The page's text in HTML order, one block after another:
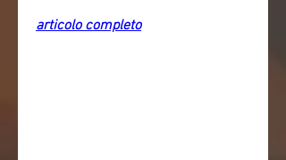
articolo completo